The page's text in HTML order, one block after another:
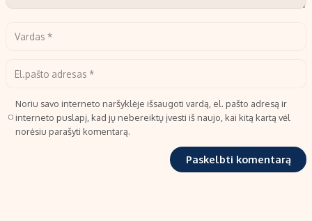
Noriu savo interneto naršyklėje išsaugoti vardą, el. pašto adresą ir
interneto puslapį, kad jų nebereiktų įvesti iš naujo, kai kitą kartą vėl
norėsiu parašyti komentarą.